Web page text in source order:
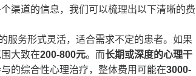
渠道的信息，我们可以梳理出以下清晰的费
服务形式灵活，适合需求不定的患者。如果
大致在200-800元。而长期或深度的心理干
的综合性心理治疗，整体费用可能在3000-